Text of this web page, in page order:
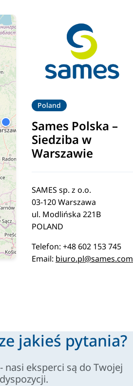
Poland
Sames Polska –
Siedziba w
Warszawie
SAMES sp. z o.o.
03-120 Warszawa
ul. Modlińska 221B
POLAND
Telefon: +48 602 153 745
Email: biuro.pl@sames.com
jakieś pytania?
nasi eksperci są do Twojej
dyspozycji.